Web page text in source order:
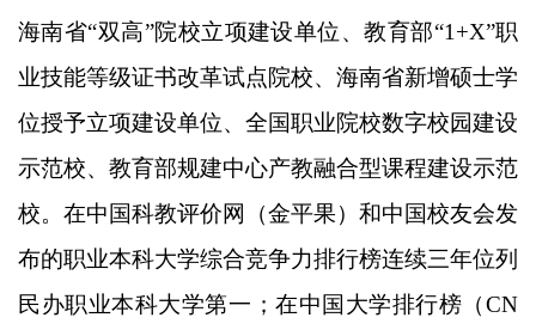
海南省“双高”院校立项建设单位、教育部“1+X”职
业技能等级证书改革试点院校、海南省新增硕士学
位授予立项建设单位、全国职业院校数字校园建设
示范校、教育部规建中心产教融合型课程建设示范
校。在中国科教评价网（金平果）和中国校友会发
布的职业本科大学综合竞争力排行榜连续三年位列
民办职业本科大学第一；在中国大学排行榜（CN